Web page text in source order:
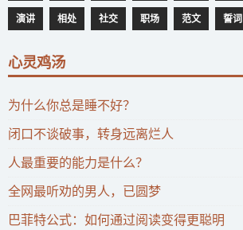
演讲 相处 社交 职场 范文 誓词
心灵鸡汤
为什么你总是睡不好？
闭口不谈破事，转身远离烂人
人最重要的能力是什么？
全网最听劝的男人，已圆梦
巴菲特公式：如何通过阅读变得更聪明